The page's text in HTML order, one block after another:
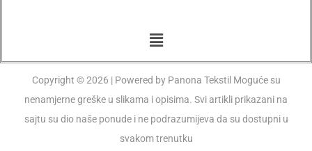
Copyright © 2026 | Powered by Panona Tekstil Moguće su
nenamjerne greške u slikama i opisima. Svi artikli prikazani na
sajtu su dio naše ponude i ne podrazumijeva da su dostupni u
svakom trenutku